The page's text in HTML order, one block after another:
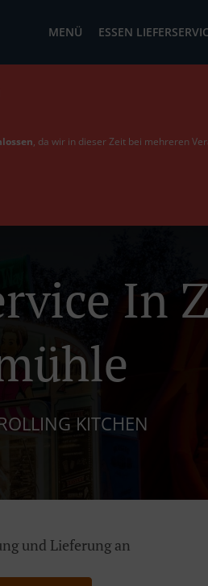
MENÜ ESSEN
, da wir in dieser Zeit bei mehreren
In
KITCHEN
und Lieferung an